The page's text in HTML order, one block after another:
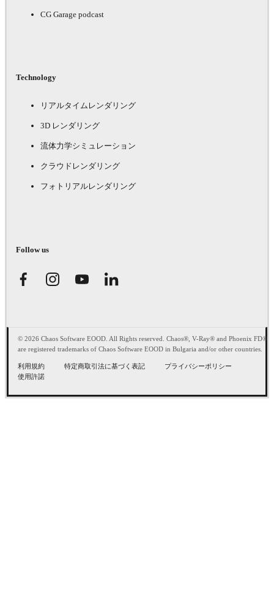
CG Garage podcast
Technology
リアルタイムレンダリング
3D レンダリング
流体力学シミュレーション
クラウドレンダリング
フォトリアルレンダリング
Follow us
© 2026 Chaos Software EOOD. All Rights reserved. Chaos®, V-Ray® and Phoenix FD®
are registered trademarks of Chaos Software EOOD in Bulgaria and/or other countries.
利用規約 特定商取引法に基づく表記
プライバシーポリシー
使用許諾